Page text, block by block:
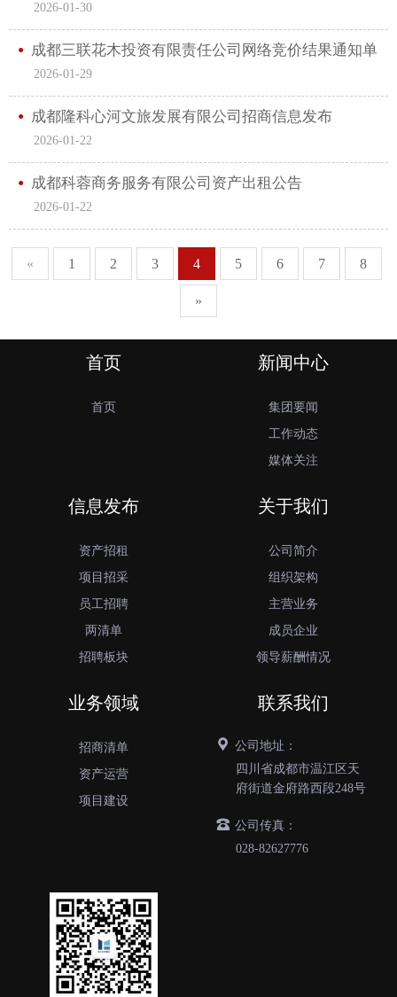
2026-01-30
成都三联花木投资有限责任公司网络竞价结果通知单
2026-01-29
成都隆科心河文旅发展有限公司招商信息发布
2026-01-22
成都科蓉商务服务有限公司资产出租公告
2026-01-22
« 1 2 3 4 5 6 7 8
»
首页
首页
新闻中心
集团要闻
工作动态
媒体关注
信息发布
资产招租
项目招采
员工招聘
两清单
招聘板块
关于我们
公司简介
组织架构
主营业务
成员企业
领导薪酬情况
业务领域
招商清单
资产运营
项目建设
联系我们
公司地址：
四川省成都市温江区天
府街道金府路西段248号
公司传真：
028-82627776